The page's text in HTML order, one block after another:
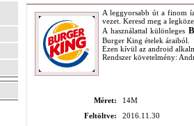
A leggyorsabb út a finom
vezet. Keresd meg a
A használattal különleges
Burger King ételek áraiból.
Ezen kívül az android
Rendszer követelmény:
Méret:
14M
Feltöltve:
2016.11.30